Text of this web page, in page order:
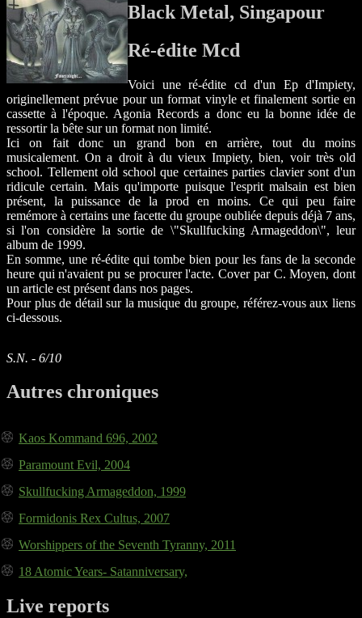
Black Metal, Singapour
Ré-édite Mcd
Voici une ré-édite cd d'un Ep d'Impiety,
originellement prévue pour un format vinyle et finalement sortie en
cassette à l'époque. Agonia Records a donc eu la bonne idée de
ressortir la bête sur un format non limité.
Ici on fait donc un grand bon en arrière, tout du moins
musicalement. On a droit à du vieux Impiety, bien, voir très old
school. Tellement old school que certaines parties clavier sont d'un
ridicule certain. Mais qu'importe puisque l'esprit malsain est bien
présent, la puissance de la prod en moins. Ce qui peu faire
remémore à certains une facette du groupe oubliée depuis déjà 7 ans,
si l'on considère la sortie de \"Skullfucking Armageddon\", leur
album de 1999.
En somme, une ré-édite qui tombe bien pour les fans de la seconde
heure qui n'avaient pu se procurer l'acte. Cover par C. Moyen, dont
un article est présent dans nos pages.
Pour plus de détail sur la musique du groupe, référez-vous aux liens
ci-dessous.
S.N. - 6/10
Autres chroniques
Kaos Kommand 696, 2002
Paramount Evil, 2004
Skullfucking Armageddon, 1999
Formidonis Rex Cultus, 2007
Worshippers of the Seventh Tyranny, 2011
18 Atomic Years- Satanniversary,
Live reports